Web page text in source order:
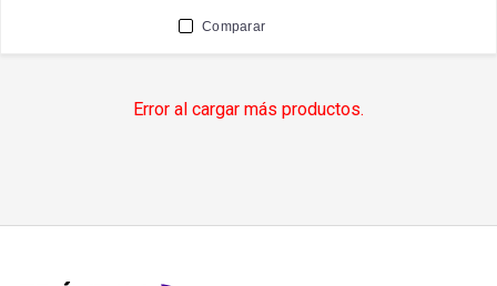
Comparar
Error al cargar más productos.